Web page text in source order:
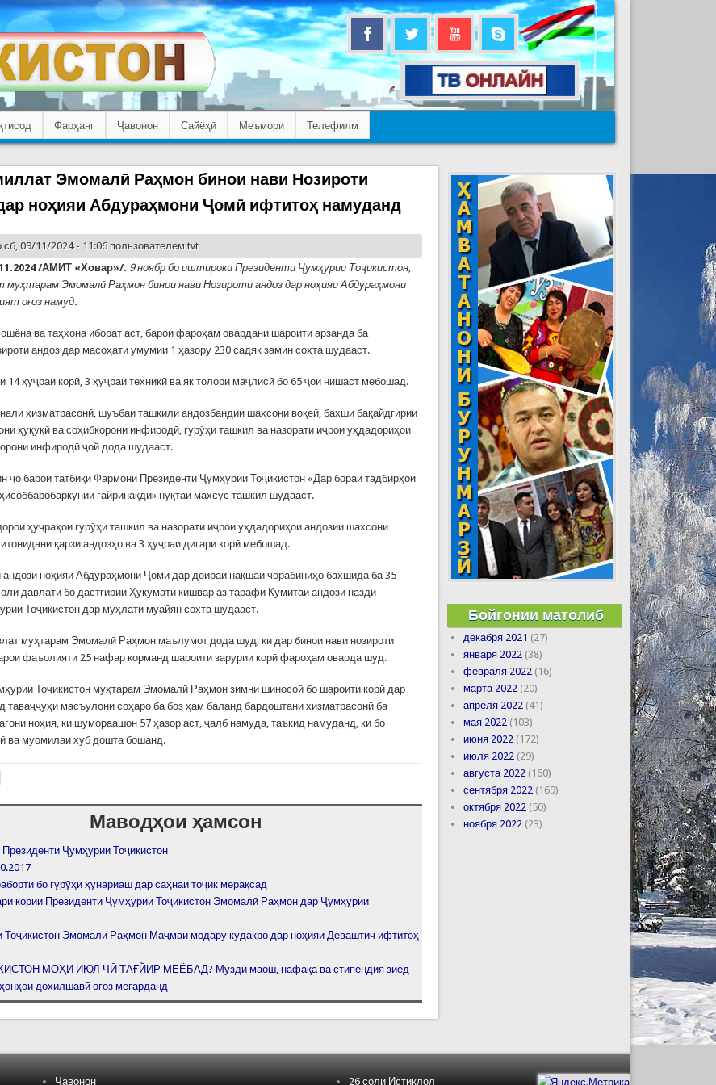
Фарҳанг Ҷавонон Сайёҳӣ Меъмори Телефилм
Эмомалӣ Раҳмон бинои нави Нозироти
ноҳияи Абдураҳмони Ҷомӣ ифтитоҳ намуданд
сб, 09/11/2024 - 11:06 пользователемtvt
/АМИТ «Ховар»/. 9 ноябр бо иштироки Президенти Ҷумҳурии Тоҷикистон,
Эмомалӣ Раҳмон бинои нави Нозироти андоз дар ноҳияи Абдураҳмони
оғоз намуд.
ва таҳхона иборат аст, барои фароҳам овардани шароити арзанда ба
андоз дар масоҳати умумии 1 ҳазору 230 садяк замин сохта шудааст.
14 ҳуҷраи корӣ, 3 ҳуҷраи техникӣ ва як толори маҷлисӣ бо 65 ҷои нишаст мебошад.
хизматрасонӣ, шуъбаи ташкили андозбандии шахсони воқеӣ, бахши бақайдгирии
ҳуқуқӣ ва соҳибкорони инфиродӣ, гурӯҳи ташкил ва назорати иҷрои уҳдадориҳои
инфиродӣ ҷой дода шудааст.
ҷо барои татбиқи Фармони Президенти Ҷумҳурии Тоҷикистон «Дар бораи тадбирҳои
ғайринақдӣ» нуқтаи махсус ташкил шудааст.
ҳуҷраҳои гурӯҳи ташкил ва назорати иҷрои уҳдадориҳои андозии шахсони
қарзи андозҳо ва 3 ҳуҷраи дигари корӣ мебошад.
андози ноҳияи Абдураҳмони Ҷомӣ дар доираи нақшаи чорабиниҳо бахшида ба 35-
давлатӣ бо дастгирии Ҳукумати кишвар аз тарафи Кумитаи андози назди
Тоҷикистон дар муҳлати муайян сохта шудааст.
муҳтарам Эмомалӣ Раҳмон маълумот дода шуд, ки дар бинои нави нозироти
фаъолияти 25 нафар корманд шароити зарурии корӣ фароҳам оварда шуд.
Тоҷикистон муҳтарам Эмомалӣ Раҳмон зимни шиносоӣ бо шароити корӣ дар
таваҷҷуҳи масъулони соҳаро ба боз ҳам баланд бардоштани хизматрасонӣ ба
ноҳия, ки шумораашон 57 ҳазор аст, ҷалб намуда, таъкид намуданд, ки бо
ва муомилаи хуб дошта бошанд.
Маводҳои ҳамсон
Ҷумҳурии Тоҷикистон
бо гурӯҳи ҳунариаш дар саҳнаи тоҷик мерақсад
кории Президенти Ҷумҳурии Тоҷикистон Эмомалӣ Раҳмон дар Ҷумҳурии
Тоҷикистон Эмомалӣ Раҳмон Маҷмаи модару кӯдакро дар ноҳияи Деваштич ифтитоҳ
МОҲИ ИЮЛ ЧӢ ТАҒЙИР МЕЁБАД? Музди маош, нафақа ва стипендия зиёд
дохилшавӣ оғоз мегарданд
Бойгонии матолиб
декабря 2021 (27)
января 2022 (38)
февраля 2022 (16)
марта 2022 (20)
апреля 2022 (41)
мая 2022 (103)
июня 2022 (172)
июля 2022 (29)
августа 2022 (160)
сентября 2022 (169)
октября 2022 (50)
ноября 2022 (23)
Ҷавонон 26 соли Истиқлол